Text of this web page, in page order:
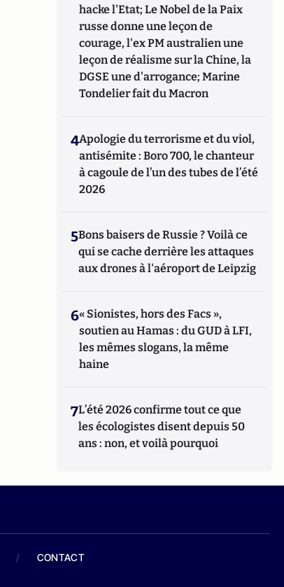
hacke l'Etat; Le Nobel de la Paix
russe donne une leçon de
courage, l'ex PM australien une
leçon de réalisme sur la Chine, la
DGSE une d'arrogance; Marine
Tondelier fait du Macron
4Apologie du terrorisme et du viol,
antisémite : Boro 700, le chanteur
à cagoule de l’un des tubes de l’été
2026
5Bons baisers de Russie ? Voilà ce
qui se cache derrière les attaques
aux drones à l'aéroport de Leipzig
6« Sionistes, hors des Facs »,
soutien au Hamas : du GUD à LFI,
les mêmes slogans, la même
haine
7L’été 2026 confirme tout ce que
les écologistes disent depuis 50
ans : non, et voilà pourquoi
/ CONTACT